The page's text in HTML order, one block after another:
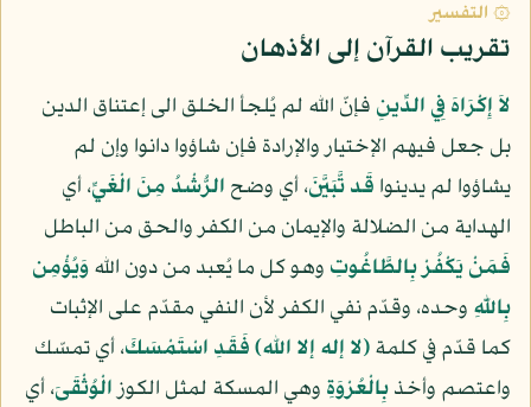
۞ التفسير
تقريب القرآن إلى الأذهان
لاَ إِكْرَاهَ فِي الدِّينِ فإنّ الله لم يُلجأ الخلق الى إعتناق الدين
بل جعل فيهم الإختيار والإرادة فإن شاؤوا دانوا وإن لم
يشاؤوا لم يدينوا قَد تَّبَيَّنَ، أي وضح الرُّشْدُ مِنَ الْغَيِّ، أي
الهداية من الضلالة والإيمان من الكفر والحق من الباطل
فَمَنْ يَكْفُرْ بِالطَّاغُوتِ وهو كل ما يُعبد من دون اللهوَيُؤْمِن
بِاللّهِ وحده، وقدّم نفي الكفر لأن النفي مقدّم على الإثبات
كما قدّم في كلمة(لا إله إلا الله)فَقَدِ اسْتَمْسَكَ، أي تمسّك
واعتصم وأخذبِالْعُرْوَةِ وهي المسكة لمثل الكوزالْوُثْقَىَ، أي